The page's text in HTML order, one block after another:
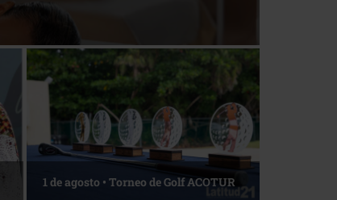
1 de agosto • Torneo de Golf ACOTUR